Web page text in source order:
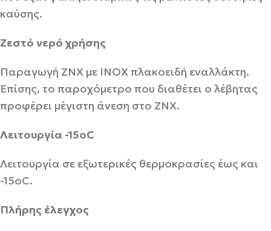
καύσης.
Ζεστό νερό χρήσης
Παραγωγή ΖΝΧ με ΙΝΟΧ πλακοειδή εναλλάκτη.
Επίσης, το παροχόμετρο που διαθέτει ο λέβητας
προφέρει μέγιστη άνεση στο ΖΝΧ.
Λειτουργία -15οC
Λειτουργία σε εξωτερικές θερμοκρασίες έως και
-15οC.
Πλήρης έλεγχος